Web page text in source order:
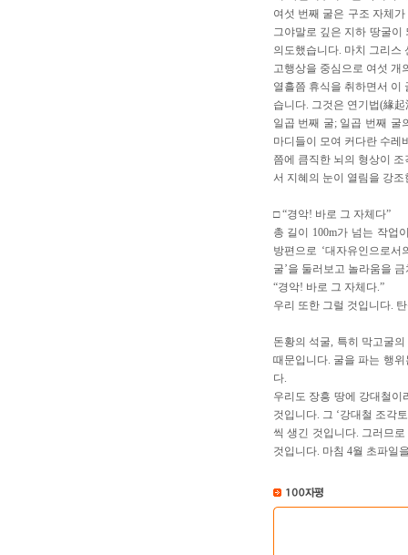
여섯 번째 굴은 구조 자체
그야말로 깊은 지하 땅굴
의도했습니다. 마치 그리스
고행상을 중심으로 여섯 개
열흘쯤 휴식을 취하면서 이
습니다. 그것은 연기법(緣
일곱 번째 굴; 일곱 번째 굴
마디들이 모여 커다란 수레
쯤에 큼직한 뇌의 형상이
서 지혜의 눈이 열림을 강조
□ “경악! 바로 그 자체다”
총 길이 100m가 넘는 작업
방편으로 ‘대자유인으로
굴’을 둘러보고 놀라움을
“경악! 바로 그 자체다.”
우리 또한 그럴 것입니다.
돈황의 석굴, 특히 막고굴
때문입니다. 굴을 파는 행
다.
우리도 장흥 땅에 강대철
것입니다. 그 ‘강대철 조각
씩 생긴 것입니다. 그러므
것입니다. 마침 4월 초파일